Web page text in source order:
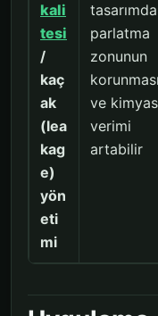
kali
tesi
/
kaç
ak
(lea
kag
e)
yön
eti
mi
tasarımda
parlatma
zonunun
korunması
ve
verimi
artabilir